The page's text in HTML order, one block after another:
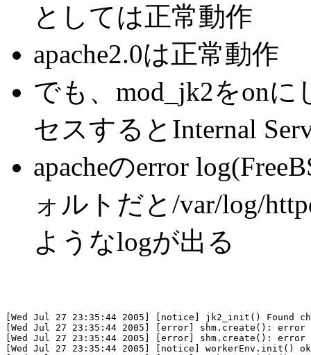
としては正常動作
apache2.0は正常動作
でも、mod_jk2をonに
セスするとInternal
apacheのerror
ォルトだと/var/log/
ようなlogが出る
[Wed Jul 27 23:35:44 2005] [notice] jk2_init() Found
[Wed Jul 27 23:35:44 2005] [error] shm.create():
[Wed Jul 27 23:35:44 2005] [error] shm.create(): error
[Wed Jul 27 23:35:44 2005] [notice] workerEnv.init()